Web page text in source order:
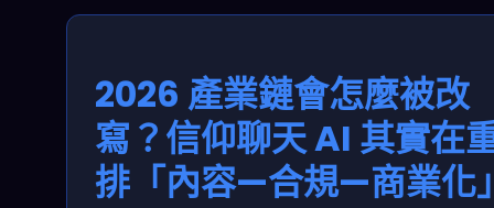
2026 產業鏈會怎麼被改
寫？信仰聊天 AI 其實在
排「內容—合規—商業化